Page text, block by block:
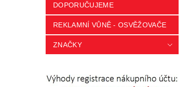
DOPORUČUJEME
REKLAMNÍ VŮNĚ - OSVĚŽOVAČE
ZNAČKY